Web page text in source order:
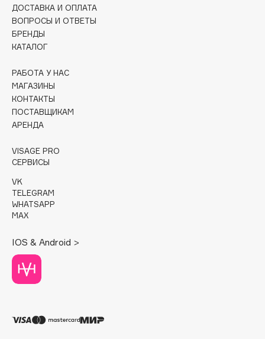
Corimo
CosRX
Cottolina
Crescina
Cunzite
Curaprox
D
DABO
DARLING*
Darphin
Deonica
Dessange
Dior
Dolce & Gabbana
ДОСТАВКА И ОПЛАТА
ВОПРОСЫ И ОТВЕТЫ
БРЕНДЫ
КАТАЛОГ
РАБОТА У НАС
МАГАЗИНЫ
КОНТАКТЫ
ПОСТАВЩИКАМ
АРЕНДА
VISAGE PRO
СЕРВИСЫ
VK
TELEGRAM
WHATSAPP
MAX
IOS & Android >